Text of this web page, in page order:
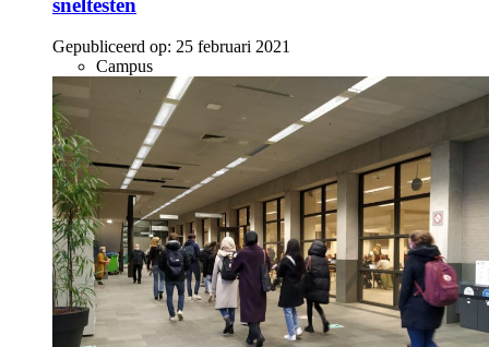
Gepubliceerd op: 25 februari 2021
Campus